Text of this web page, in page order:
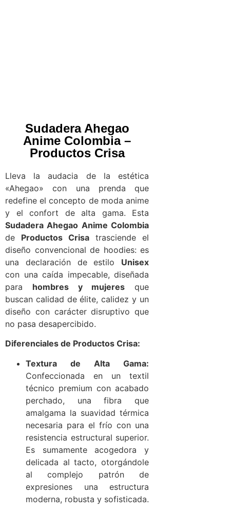
Sudadera Ahegao
Anime Colombia –
Productos Crisa
Lleva la audacia de la estética
«Ahegao» con una prenda que
redefine el concepto de moda anime
y el confort de alta gama. Esta
Sudadera Ahegao Anime Colombia
de Productos Crisa trasciende el
diseño convencional de hoodies: es
una declaración de estilo Unisex
con una caída impecable, diseñada
para hombres y mujeres que
buscan calidad de élite, calidez y un
diseño con carácter disruptivo que
no pasa desapercibido.
Diferenciales de Productos Crisa:
Textura de Alta Gama:
Confeccionada en un textil
técnico premium con acabado
perchado, una fibra que
amalgama la suavidad térmica
necesaria para el frío con una
resistencia estructural superior.
Es sumamente acogedora y
delicada al tacto, otorgándole
al complejo patrón de
expresiones una estructura
moderna, robusta y sofisticada.